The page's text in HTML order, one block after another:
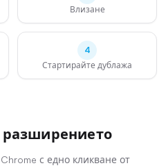
Влизане
4
Стартирайте дублажа
разширението
с едно кликване от